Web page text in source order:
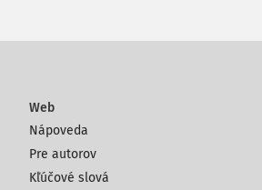
Web
Nápoveda
Pre autorov
Kľúčové slová